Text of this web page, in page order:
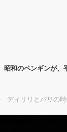
昭和のペンギンが、
ディリリとパリの